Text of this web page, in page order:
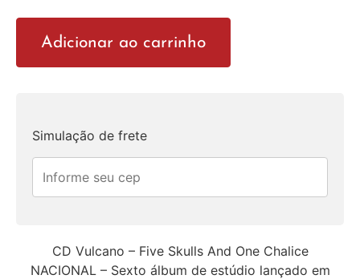
Adicionar ao carrinho
Simulação de frete
CD Vulcano – Five Skulls And One Chalice
NACIONAL – Sexto álbum de estúdio lançado em